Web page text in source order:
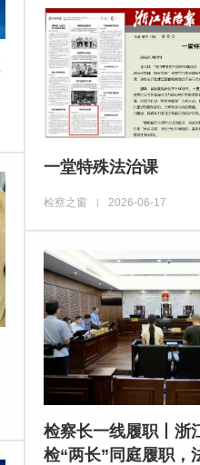
一堂特殊法治课
检察之窗 2026-06-17
检察长一线履职丨浙
检“两长”同庭履职，